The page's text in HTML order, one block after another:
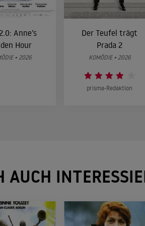
Anne’s
Hour
• 2026
Der Teufel trägt
Prada 2
KOMÖDIE • 2026
prisma-Redaktion